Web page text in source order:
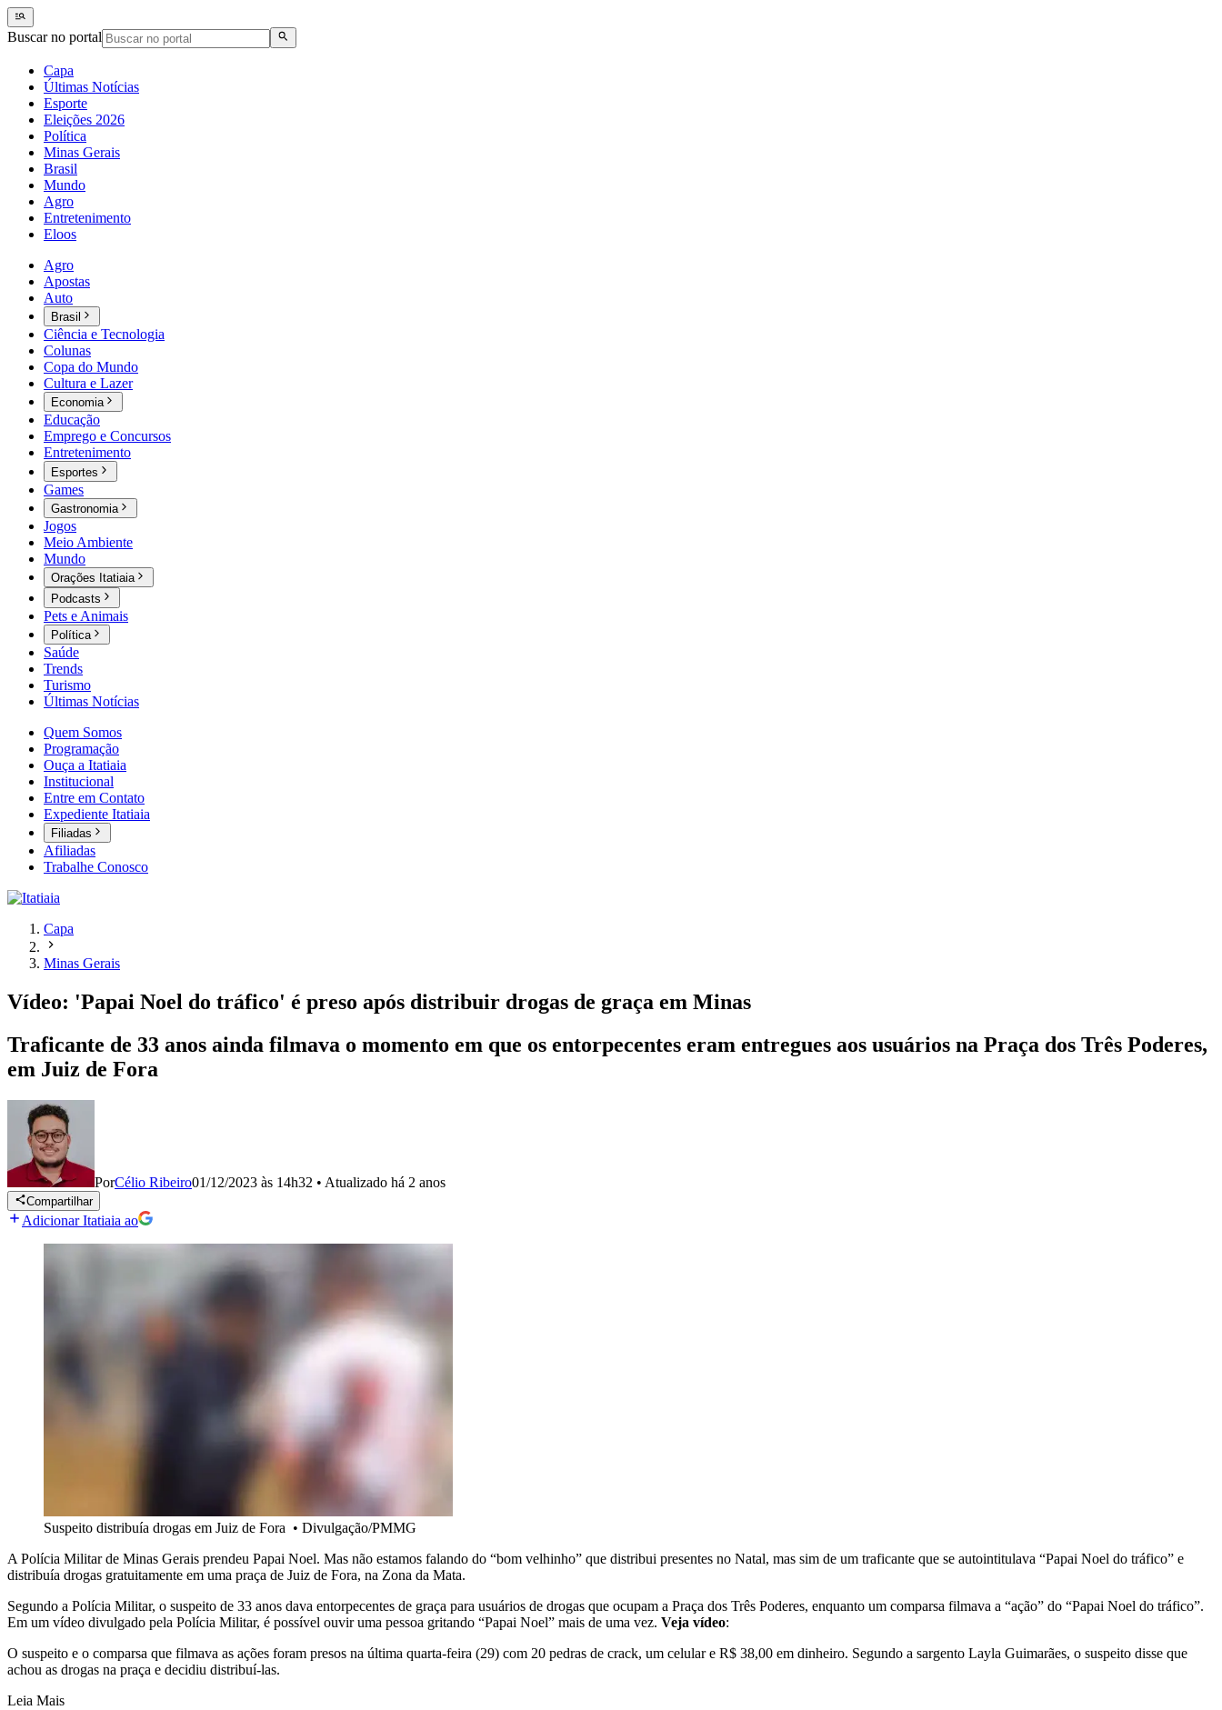
Buscar no portal
Capa
Últimas Notícias
Esporte
Eleições 2026
Política
Minas Gerais
Brasil
Mundo
Agro
Entretenimento
Eloos
Agro
Apostas
Auto
Brasil
Ciência e Tecnologia
Colunas
Copa do Mundo
Cultura e Lazer
Economia
Educação
Emprego e Concursos
Entretenimento
Esportes
Games
Gastronomia
Jogos
Meio Ambiente
Mundo
Orações Itatiaia
Podcasts
Pets e Animais
Política
Saúde
Trends
Turismo
Últimas Notícias
Quem Somos
Programação
Ouça a Itatiaia
Institucional
Entre em Contato
Expediente Itatiaia
Filiadas
Afiliadas
Trabalhe Conosco
Capa
Minas Gerais
Vídeo: 'Papai Noel do tráfico' é preso após distribuir drogas de graça em Minas
Traficante de 33 anos ainda filmava o momento em que os entorpecentes eram entregues aos usuários na Praça dos Três Poderes,
em Juiz de Fora
PorCélio Ribeiro01/12/2023 às 14h32 • Atualizado há 2 anos
Compartilhar
Adicionar Itatiaia ao
Suspeito distribuía drogas em Juiz de Fora • Divulgação/PMMG
A Polícia Militar de Minas Gerais prendeu Papai Noel. Mas não estamos falando do “bom velhinho” que distribui presentes no Natal, mas sim de um traficante que se autointitulava “Papai Noel do tráfico” e
distribuía drogas gratuitamente em uma praça de Juiz de Fora, na Zona da Mata.
Segundo a Polícia Militar, o suspeito de 33 anos dava entorpecentes de graça para usuários de drogas que ocupam a Praça dos Três Poderes, enquanto um comparsa filmava a “ação” do “Papai Noel do tráfico”.
Em um vídeo divulgado pela Polícia Militar, é possível ouvir uma pessoa gritando “Papai Noel” mais de uma vez. Veja vídeo:
O suspeito e o comparsa que filmava as ações foram presos na última quarta-feira (29) com 20 pedras de crack, um celular e R$ 38,00 em dinheiro. Segundo a sargento Layla Guimarães, o suspeito disse que
achou as drogas na praça e decidiu distribuí-las.
Leia Mais